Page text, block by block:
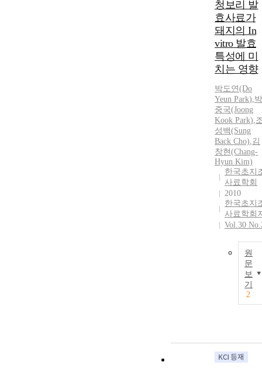
청보리 발
효사료가
돼지의 In
vitro 발효
특성에 미
치는 영향
박도연(Do
Yeun Park),박
중국(Joong
Kook Park),
성백(Sung
Back Cho),김
창현(Chang-
Hyun Kim)
한국초지
사료학회
2010
한국초지
사료학회
Vol.30
원
문
보
기
2